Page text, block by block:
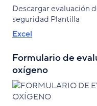
Descargar evaluación
seguridad Plantilla
Excel
Formulario de
oxígeno